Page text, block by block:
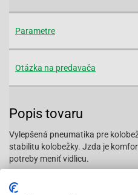
Parametre
Otázka na predavača
Popis tovaru
Vylepšená pneumatika pre
stabilitu kolobežky. Jzda je
potreby meniť vidlicu.